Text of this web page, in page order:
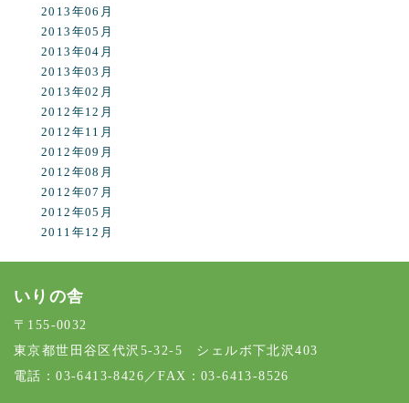
2013年06月
2013年05月
2013年04月
2013年03月
2013年02月
2012年12月
2012年11月
2012年09月
2012年08月
2012年07月
2012年05月
2011年12月
いりの舎
〒155-0032
東京都世田谷区代沢5-32-5 シェルボ下北沢403
電話：03-6413-8426／FAX：03-6413-8526